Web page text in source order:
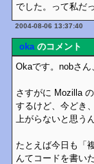
でした。って私だ
2004-08-06 13:37:40
oka のコメント
Okaです。nobさん
さすがに Mozilla
するけど、今どき
上がらないと思う
たとえば今日も「
んてコードを書い